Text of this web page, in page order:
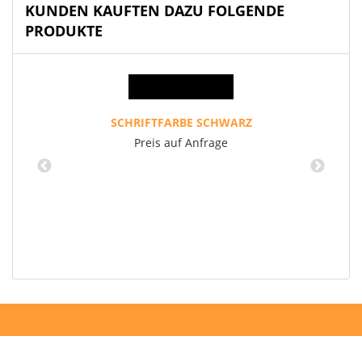
KUNDEN KAUFTEN DAZU FOLGENDE
PRODUKTE
SCHRIFTFARBE SCHWARZ
Preis auf Anfrage